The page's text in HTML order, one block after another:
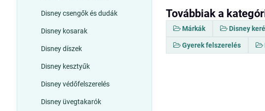
Továbbiak a
Márkák Disney
Gyerek felszerelés
Disney csengők és dudák
Disney kosarak
Disney díszek
Disney kesztyűk
Disney védőfelszerelés
Disney üvegtakarók